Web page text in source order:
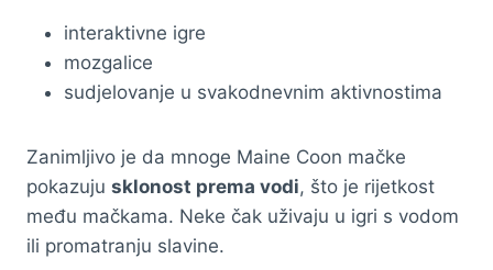
interaktivne igre
mozgalice
sudjelovanje u svakodnevnim aktivnostima
Zanimljivo je da mnoge Maine Coon mačke
pokazuju sklonost prema vodi, što je rijetkost
među mačkama. Neke čak uživaju u igri s vodom
ili promatranju slavine.